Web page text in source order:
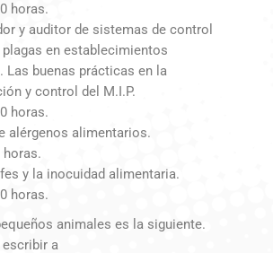
horas.
y auditor de sistemas de control
en establecimientos
Las buenas prácticas en la
y control del M.I.P.
horas.
alérgenos alimentarios.
horas.
y la inocuidad alimentaria.
horas.
animales es la siguiente.
escribir a